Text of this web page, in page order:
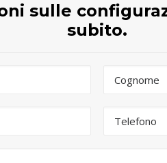
sulle
subito.